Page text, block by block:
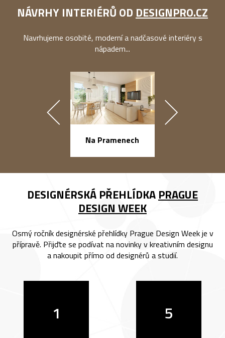
NÁVRHY INTERIÉRŮ OD DESIGNPRO.CZ
Navrhujeme osobité, moderní a nadčasové interiéry s
nápadem...
Na Pramenech
DESIGNÉRSKÁ PŘEHLÍDKA PRAGUE
DESIGN WEEK
Osmý ročník designérské přehlídky Prague Design Week je v
přípravě. Přijďte se podívat na novinky v kreativním designu
a nakoupit přímo od designérů a studií.
1 5